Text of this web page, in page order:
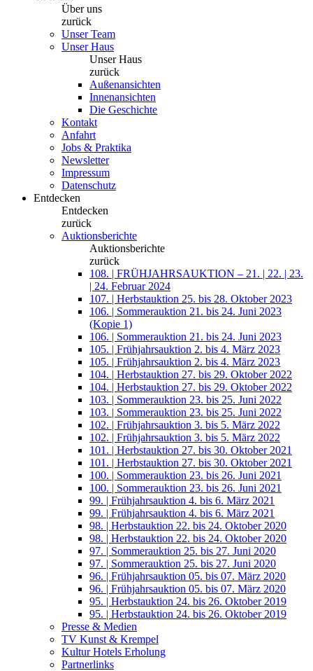
Über uns
zurück
Unser Team
Unser Haus
Unser Haus
zurück
Außenansichten
Innenansichten
Die Geschichte
Kontakt
Anfahrt
Jobs & Praktika
Newsletter
Impressum
Datenschutz
Entdecken
Entdecken
zurück
Auktionsberichte
Auktionsberichte
zurück
108. | FRÜHJAHRSAUKTION – 21. | 22. | 23.
| 24. Februar 2024
107. | Herbstauktion 25. bis 28. Oktober 2023
106. | Sommerauktion 21. bis 24. Juni 2023
(Kopie 1)
106. | Sommerauktion 21. bis 24. Juni 2023
105. | Frühjahrsauktion 2. bis 4. März 2023
105. | Frühjahrsauktion 2. bis 4. März 2023
104. | Herbstauktion 27. bis 29. Oktober 2022
104. | Herbstauktion 27. bis 29. Oktober 2022
103. | Sommerauktion 23. bis 25. Juni 2022
103. | Sommerauktion 23. bis 25. Juni 2022
102. | Frühjahrsauktion 3. bis 5. März 2022
102. | Frühjahrsauktion 3. bis 5. März 2022
101. | Herbstauktion 27. bis 30. Oktober 2021
101. | Herbstauktion 27. bis 30. Oktober 2021
100. | Sommerauktion 23. bis 26. Juni 2021
100. | Sommerauktion 23. bis 26. Juni 2021
99. | Frühjahrsauktion 4. bis 6. März 2021
99. | Frühjahrsauktion 4. bis 6. März 2021
98. | Herbstauktion 22. bis 24. Oktober 2020
98. | Herbstauktion 22. bis 24. Oktober 2020
97. | Sommerauktion 25. bis 27. Juni 2020
97. | Sommerauktion 25. bis 27. Juni 2020
96. | Frühjahrsauktion 05. bis 07. März 2020
96. | Frühjahrsauktion 05. bis 07. März 2020
95. | Herbstauktion 24. bis 26. Oktober 2019
95. | Herbstauktion 24. bis 26. Oktober 2019
Presse & Medien
TV Kunst & Krempel
Kultur Hotels Erholung
Partnerlinks